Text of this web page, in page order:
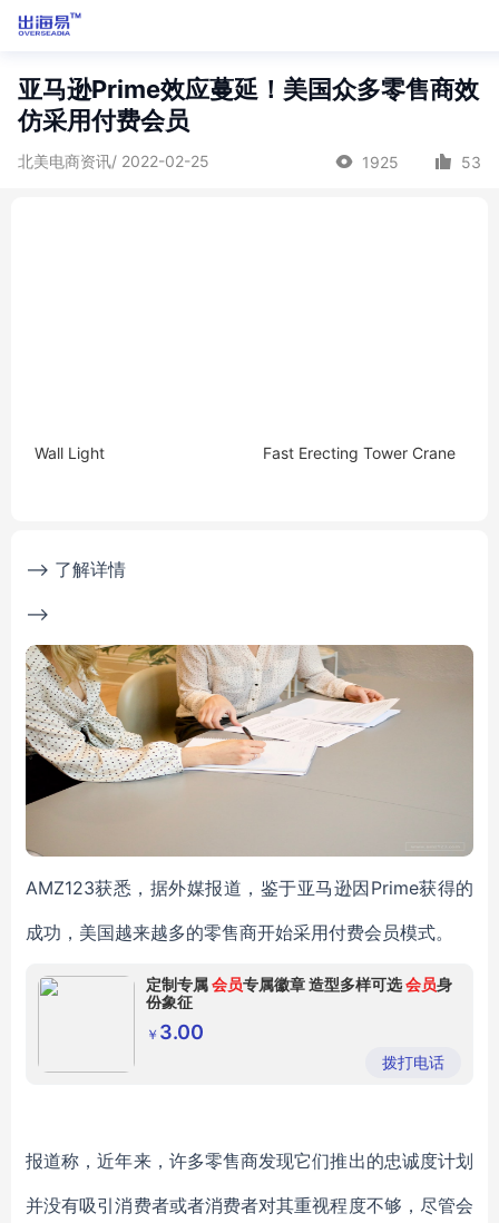
亚马逊Prime效应蔓延！美国众多零售商效
仿采用付费会员
北美电商资讯/ 2022-02-25 1925 53
Wall Light Fast Erecting Tower Crane
--> 了解详情
-->
AMZ123获悉，据外媒报道，鉴于亚马逊因Prime获得的
成功，美国越来越多的零售商开始采用付费会员模式。
定制专属会员专属徽章 造型多样可选会员身
份象征
￥ 3.00
拨打电话
报道称，近年来，许多零售商发现它们推出的忠诚度计划
并没有吸引消费者或者消费者对其重视程度不够，尽管会